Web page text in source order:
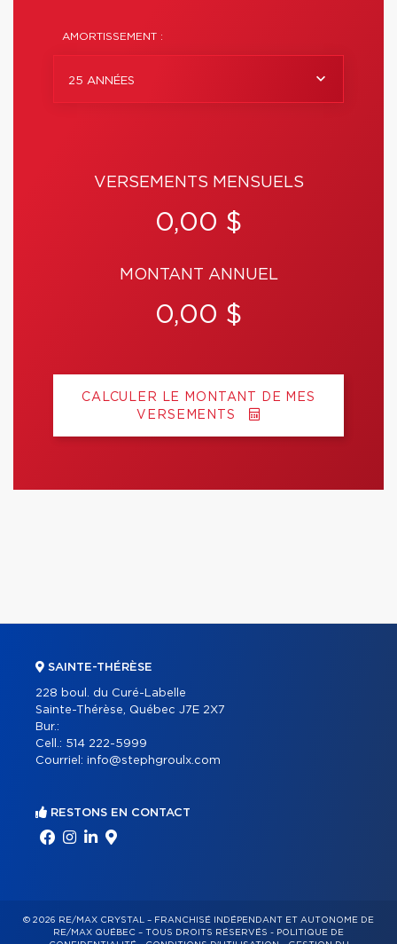
AMORTISSEMENT :
25 ANNÉES
VERSEMENTS MENSUELS
0,00 $
MONTANT ANNUEL
0,00 $
CALCULER LE MONTANT DE MES
VERSEMENTS
SAINTE-THÉRÈSE
228 boul. du Curé-Labelle
Sainte-Thérèse, Québec J7E 2X7
Bur.:
Cell.: 514 222-5999
Courriel: info@stephgroulx.com
RESTONS EN CONTACT
© 2026 RE/MAX CRYSTAL – FRANCHISÉ INDÉPENDANT ET AUTONOME DE
RE/MAX QUÉBEC – TOUS DROITS RÉSERVÉS - POLITIQUE DE